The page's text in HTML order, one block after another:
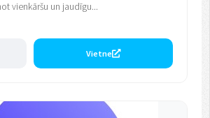
vienkāršu un jaudīgu...
Vietne